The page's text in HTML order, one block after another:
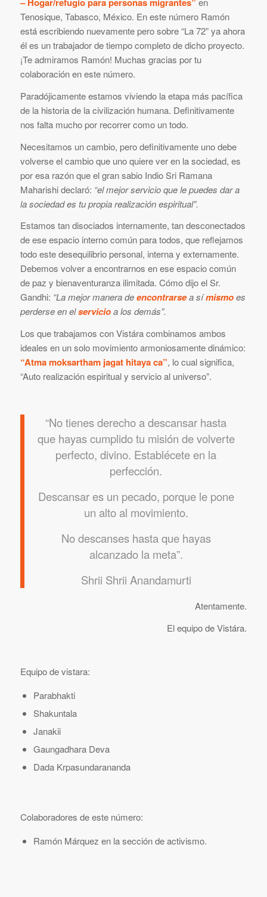
Tenosique, Tabasco, México. En este número Ramón
está escribiendo nuevamente pero sobre “La 72” ya ahora
él es un trabajador de tiempo completo de dicho proyecto.
¡Te admiramos Ramón! Muchas gracias por tu
colaboración en este número.
Paradójicamente estamos viviendo la etapa más pacífica
de la historia de la civilización humana. Definitivamente
nos falta mucho por recorrer como un todo.
Necesitamos un cambio, pero definitivamente uno debe
volverse el cambio que uno quiere ver en la sociedad, es
por esa razón que el gran sabio Indio Sri Ramana
Maharishi declaró: “el mejor servicio que le puedes dar a
la sociedad es tu propia realización espiritual”.
Estamos tan disociados internamente, tan desconectados
de ese espacio interno común para todos, que reflejamos
todo este desequilibrio personal, interna y externamente.
Debemos volver a encontrarnos en ese espacio común
de paz y bienaventuranza ilimitada. Cómo dijo el Sr.
Gandhi: “La mejor manera deencontrarse a símismo es
perderse en elservicio a los demás”.
Los que trabajamos con Vistára combinamos ambos
ideales en un solo movimiento armoniosamente dinámico:
“Atma moksartham jagat hitaya ca”, lo cual significa,
“Auto realización espiritual y servicio al universo”.
“No tienes derecho a descansar hasta
que hayas cumplido tu misión de volverte
perfecto, divino. Establécete en la
perfección.
Descansar es un pecado, porque le pone
un alto al movimiento.
No descanses hasta que hayas
alcanzado la meta”.
Shrii Shrii Anandamurti
Atentamente.
El equipo de Vistára.
Equipo de vistara:
Parabhakti
Shakuntala
Janakii
Gaungadhara Deva
Dada Krpasundarananda
Colaboradores de este número:
Ramón Márquez en la sección de activismo.